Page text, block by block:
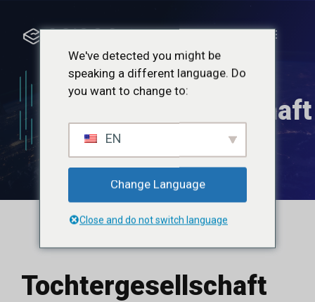
Inhalt
springen
Menü
Tochtergesellschaft
Tochtergesellschaft
We've detected you might be
speaking a different language. Do
you want to change to:
EN
Change Language
Close and do not switch language